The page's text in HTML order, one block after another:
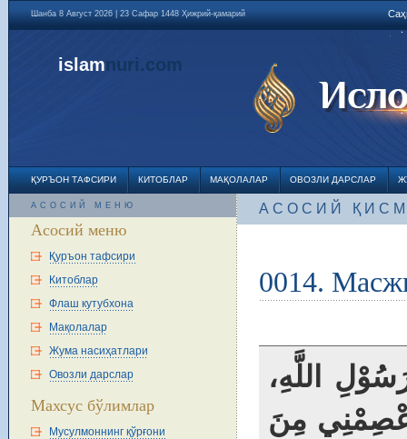
Шанба 8 Август 2026 | 23 Сафар 1448 Ҳижрий-қамарий
islamnuri.com
ҚУРЪОН ТАФСИРИ КИТОБЛАР МАҚОЛАЛАР ОВОЗЛИ ДАРСЛАР
АСОСИЙ МЕНЮ
Асосий меню
Қуръон тафсири
Китоблар
Флаш кутубхона
Мақолалар
Жума насиҳатлари
Овозли дарслар
Махсус бўлимлар
Мусулмоннинг қўрғони
АСОСИЙ
0014.
اللَّهِ،
مِنَ